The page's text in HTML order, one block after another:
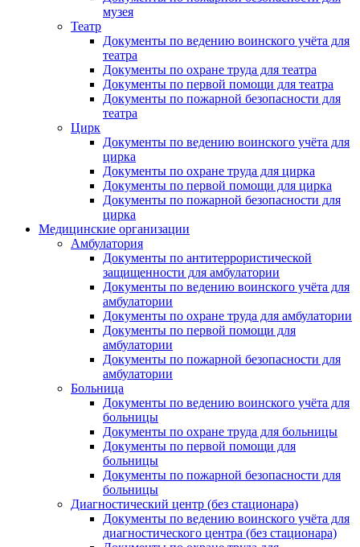
музея
Театр
Документы по ведению воинского учёта для
театра
Документы по охране труда для театра
Документы по первой помощи для театра
Документы по пожарной безопасности для
театра
Цирк
Документы по ведению воинского учёта для
цирка
Документы по охране труда для цирка
Документы по первой помощи для цирка
Документы по пожарной безопасности для
цирка
Медицинские организации
Амбулатория
Документы по антитеррористической
защищенности для амбулатории
Документы по ведению воинского учёта для
амбулатории
Документы по охране труда для амбулатории
Документы по первой помощи для
амбулатории
Документы по пожарной безопасности для
амбулатории
Больница
Документы по ведению воинского учёта для
больницы
Документы по охране труда для больницы
Документы по первой помощи для
больницы
Документы по пожарной безопасности для
больницы
Диагностический центр (без стационара)
Документы по ведению воинского учёта для
диагностического центра (без стационара)